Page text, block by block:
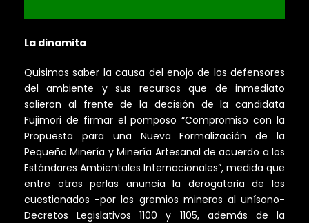
La dinamita
Quisimos saber la causa del enojo de los defensores
del ambiente y sus recursos que de inmediato
salieron al frente de la decisión de la candidata
Fujimori de firmar el pomposo “Compromiso con la
Propuesta para una Nueva Formalización de la
Pequeña Minería y Minería Artesanal de acuerdo a los
Estándares Ambientales Internacionales”, medida que
entre otras perlas anuncia la derogatoria de los
cuestionados -por los gremios mineros al unísono-
Decretos Legislativos 1100 y 1105, además de la